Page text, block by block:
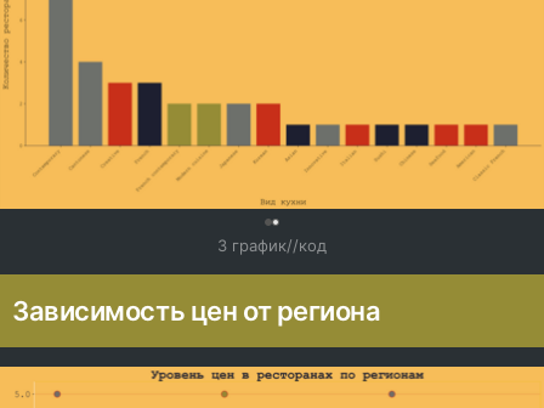
3 график//код
Зависимость цен от региона